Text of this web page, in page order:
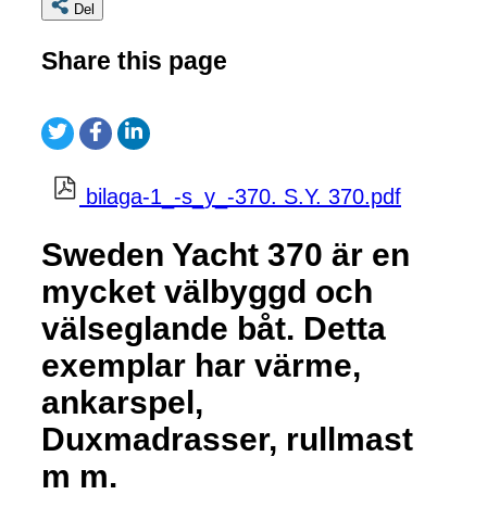
Del
Share this page
bilaga-1_-s_y_-370. S.Y. 370.pdf
Sweden Yacht 370 är en
mycket välbyggd och
välseglande båt. Detta
exemplar har värme,
ankarspel,
Duxmadrasser, rullmast
m m.